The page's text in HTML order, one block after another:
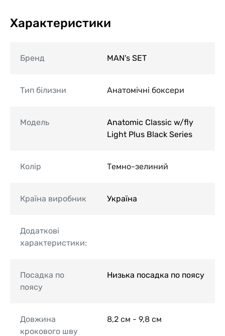
Характеристики
Бренд MAN's SET
Тип білизни Анатомічні боксери
Модель
Anatomic Classic w/fly
Light Plus Black Series
Колір Темно-зелиний
Країна виробник Україна
Додаткові
характеристики:
Посадка по
поясу
Низька посадка по поясу
Довжина
крокового шву
8,2 см - 9,8 см